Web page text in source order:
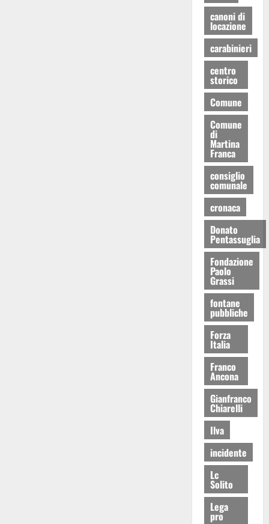
canoni di
locazione
carabinieri
centro
storico
Comune
Comune
di
Martina
Franca
consiglio
comunale
cronaca
Donato
Pentassuglia
Fondazione
Paolo
Grassi
fontane
pubbliche
Forza
Italia
Franco
Ancona
Gianfranco
Chiarelli
Ilva
incidente
Lc
Solito
Lega
pro